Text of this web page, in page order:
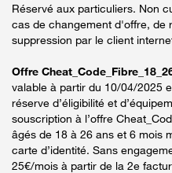
Réservé aux particuliers. Non
cas de changement d'offre, de
suppression par le client
Offre
valable à partir du 10/04/2025
réserve d’éligibilité et
souscription à l’offre
âgés de 18 à 26 ans et 6 mois
carte d’identité. Sans
25€/mois à partir de la 2e